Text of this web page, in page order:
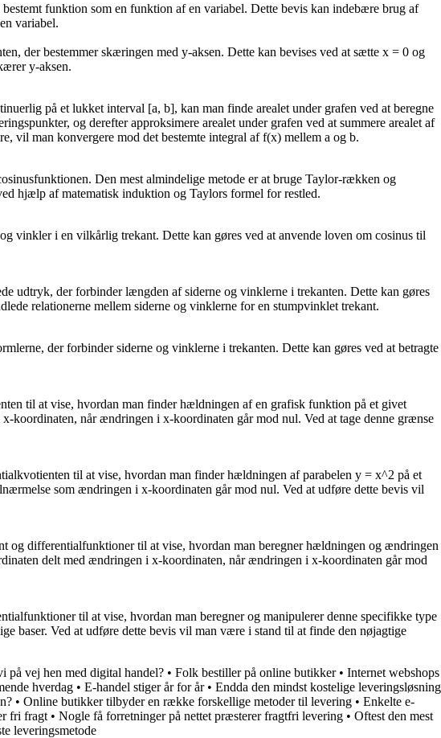
funktion som en funktion af en variabel. Dette bevis kan indebære brug af
variabel.
der bestemmer skæringen med y-aksen. Dette kan bevises ved at sætte x = 0 og
y-aksen.
på et lukket interval [a, b], kan man finde arealet under grafen ved at beregne
og derefter approksimere arealet under grafen ved at summere arealet af
vil man konvergere mod det bestemte integral af f(x) mellem a og b.
Den mest almindelige metode er at bruge Taylor-rækken og
hjælp af matematisk induktion og Taylors formel for restled.
vinkler i en vilkårlig trekant. Dette kan gøres ved at anvende loven om cosinus til
udtryk, der forbinder længden af siderne og vinklerne i trekanten. Dette kan gøres
relationerne mellem siderne og vinklerne for en stumpvinklet trekant.
der forbinder siderne og vinklerne i trekanten. Dette kan gøres ved at betragte
til at vise, hvordan man finder hældningen af en grafisk funktion på et givet
når ændringen i x-koordinaten går mod nul. Ved at tage denne grænse
til at vise, hvordan man finder hældningen af parabelen y = x^2 på et
som ændringen i x-koordinaten går mod nul. Ved at udføre dette bevis vil
differentialfunktioner til at vise, hvordan man beregner hældningen og ændringen
delt med ændringen i x-koordinaten, når ændringen i x-koordinaten går mod
til at vise, hvordan man beregner og manipulerer denne specifikke type
baser. Ved at udføre dette bevis vil man være i stand til at finde den nøjagtige
på vej hen med digital handel? • Folk bestiller på online butikker• Internet webshops
hverdag • E-handel stiger år for år• Endda den mindst kostelige leveringsløsning
• Online butikker tilbyder en række forskellige metoder til levering • Enkelte e-
fri fragt • Nogle få forretninger på nettet præsterer fragtfri levering • Oftest den mest
leveringsmetode